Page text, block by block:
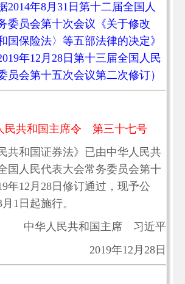
年8月31日第十二届全国人
委员会第十次会议《关于修改
国保险法〉等五部法律的决定》
年12月28日第十三届全国人民
员会第十五次会议第二次修订）
民共和国主席令 第三十七号
共和国证券法》已由中华人民共
国人民代表大会常务委员会第十
年12月28日修订通过，现予公
1日起施行。
中华人民共和国主席 习近平
2019年12月28日